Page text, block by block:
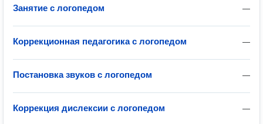
—
Занятие с логопедом
—
Коррекционная педагогика с логопедом
—
Постановка звуков с логопедом
—
Коррекция дислексии с логопедом